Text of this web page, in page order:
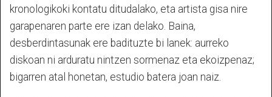
kronologikoki kontatu ditudalako, eta artista gisa nire
garapenaren parte ere izan delako. Baina,
desberdintasunak ere badituzte bi lanek: aurreko
diskoan ni arduratu nintzen sormenaz eta ekoizpenaz;
bigarren atal honetan, estudio batera joan naiz.